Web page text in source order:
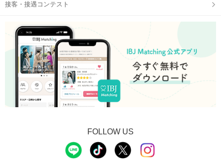
接客・接遇コンテスト
FOLLOW US